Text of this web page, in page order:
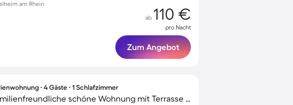
am Rhein
ab 110 €
pro Nacht
Zum Angebot
∙ 4 Gäste ∙ 1 Schlafzimmer
Familienfreundliche schöne Wohnung mit Terrasse und Garten | Gartenblick | Haustiere sind willkommen